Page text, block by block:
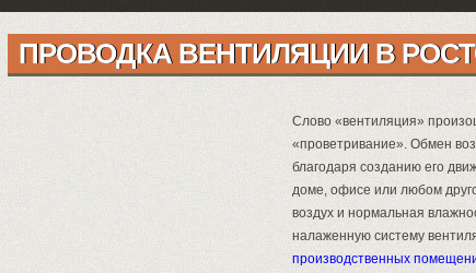
ПРОВОДКА ВЕНТИЛЯЦИИ В
Слово «вентиляция»
«проветривание». Обмен
благодаря созданию его
доме, офисе или любом
воздух и нормальная
налаженную систему
производственных